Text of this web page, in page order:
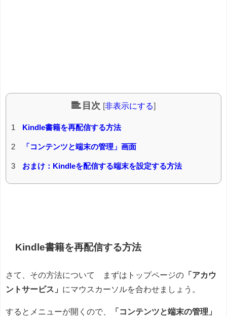
目次 [非表示にする]
1 Kindle書籍を再配信する方法
2 「コンテンツと端末の管理」画面
3 おまけ：Kindleを配信する端末を設定する方法
Kindle書籍を再配信する方法
さて、その方法について まずはトップページの 「アカウ
ントサービス」 にマウスカーソルを合わせましょう。
するとメニューが開くので、
「コンテンツと端末の管理」